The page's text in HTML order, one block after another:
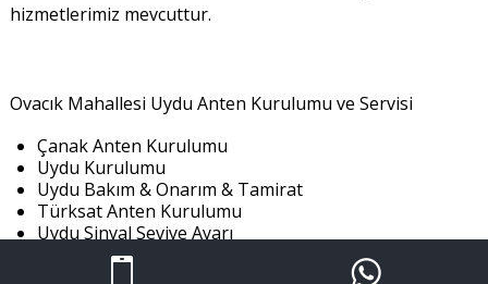
hizmetlerimiz mevcuttur.
Ovacık Mahallesi Uydu Anten Kurulumu ve Servisi
Çanak Anten Kurulumu
Uydu Kurulumu
Uydu Bakım & Onarım & Tamirat
Türksat Anten Kurulumu
Uydu Sinyal Seviye Ayarı
Merkezi Sistem Kurulumu